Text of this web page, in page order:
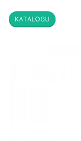
KATALOGU